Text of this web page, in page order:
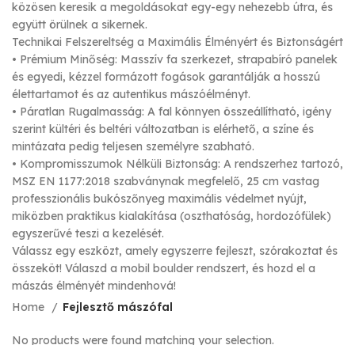
közösen keresik a megoldásokat egy-egy nehezebb útra, és
együtt örülnek a sikernek.
Technikai Felszereltség a Maximális Élményért és Biztonságért
• Prémium Minőség: Masszív fa szerkezet, strapabíró panelek
és egyedi, kézzel formázott fogások garantálják a hosszú
élettartamot és az autentikus mászóélményt.
• Páratlan Rugalmasság: A fal könnyen összeállítható, igény
szerint kültéri és beltéri változatban is elérhető, a színe és
mintázata pedig teljesen személyre szabható.
• Kompromisszumok Nélküli Biztonság: A rendszerhez tartozó,
MSZ EN 1177:2018 szabványnak megfelelő, 25 cm vastag
professzionális bukószőnyeg maximális védelmet nyújt,
miközben praktikus kialakítása (oszthatóság, hordozófülek)
egyszerűvé teszi a kezelését.
Válassz egy eszközt, amely egyszerre fejleszt, szórakoztat és
összeköt! Válaszd a mobil boulder rendszert, és hozd el a
mászás élményét mindenhová!
Home
Fejlesztő mászófal
No products were found matching your selection.